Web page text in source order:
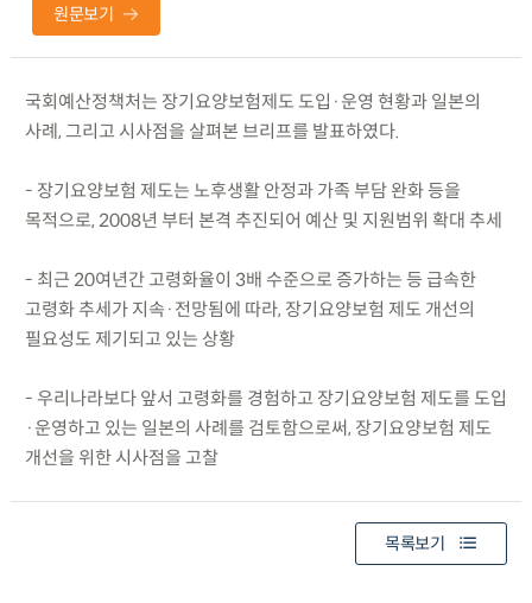
원문보기
국회예산정책처는 장기요양보험제도 도입·운영 현황과 일본의
사례, 그리고 시사점을 살펴본 브리프를 발표하였다.
- 장기요양보험 제도는 노후생활 안정과 가족 부담 완화 등을
목적으로, 2008년 부터 본격 추진되어 예산 및 지원범위 확대 추세
- 최근 20여년간 고령화율이 3배 수준으로 증가하는 등 급속한
고령화 추세가 지속·전망됨에 따라, 장기요양보험 제도 개선의
필요성도 제기되고 있는 상황
- 우리나라보다 앞서 고령화를 경험하고 장기요양보험 제도를 도입
·운영하고 있는 일본의 사례를 검토함으로써, 장기요양보험 제도
개선을 위한 시사점을 고찰
목록보기